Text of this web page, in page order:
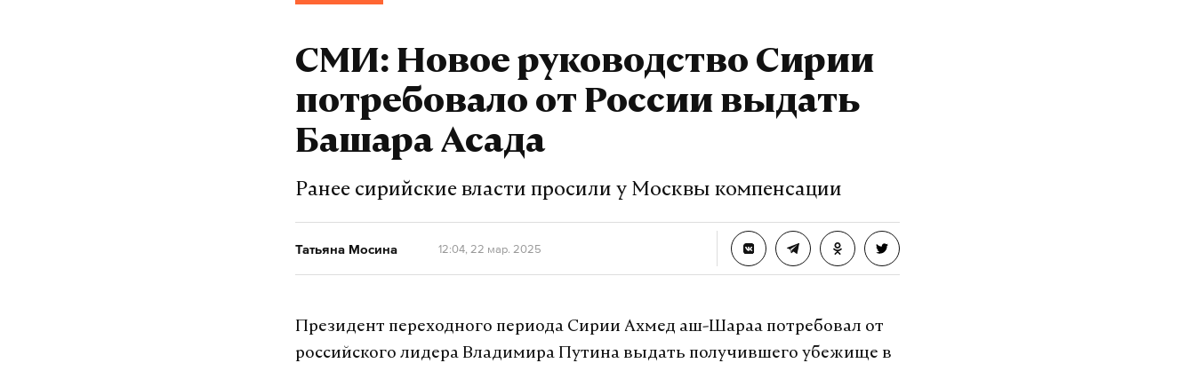
СМИ: Новое руководство Сирии
потребовало от России выдать
Башара Асада
Ранее сирийские власти просили у Москвы компенсации
Татьяна Мосина 12:04, 22 мар. 2025
Президент переходного периода Сирии Ахмед аш-Шараа потребовал от
российского лидера Владимира Путина выдать получившего убежище в